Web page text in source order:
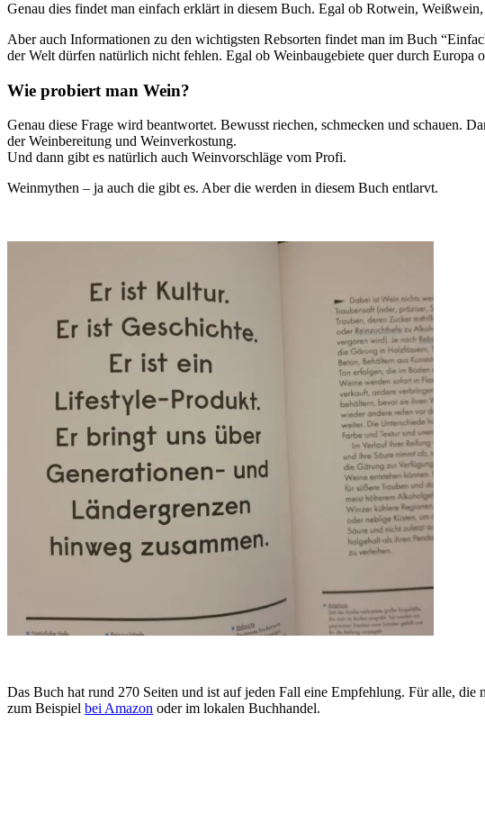
Genau dies findet man einfach erklärt in diesem Buch. Egal ob Rotwein,
Aber auch Informationen zu den wichtigsten Rebsorten findet man im Buch
der Welt dürfen natürlich nicht fehlen. Egal ob Weinbaugebiete quer durch
Wie probiert man Wein?
Genau diese Frage wird beantwortet. Bewusst riechen, schmecken und schauen.
der Weinbereitung und Weinverkostung.
Und dann gibt es natürlich auch Weinvorschläge vom Profi.
Weinmythen – ja auch die gibt es. Aber die werden in diesem Buch entlarvt.
Das Buch hat rund 270 Seiten und ist auf jeden Fall eine Empfehlung. Für alle,
zum Beispiel bei Amazon oder im lokalen Buchhandel.